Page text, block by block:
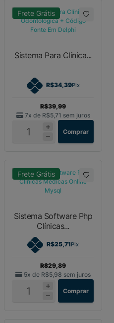
Frete Grátis
Sistema Para Clínica...
R$34,39Pix
R$39,99
7x de R$5,71 sem juros
Comprar
Frete Grátis
Sistema Software Php
Clínicas...
R$25,71Pix
R$29,89
5x de R$5,98 sem juros
Comprar